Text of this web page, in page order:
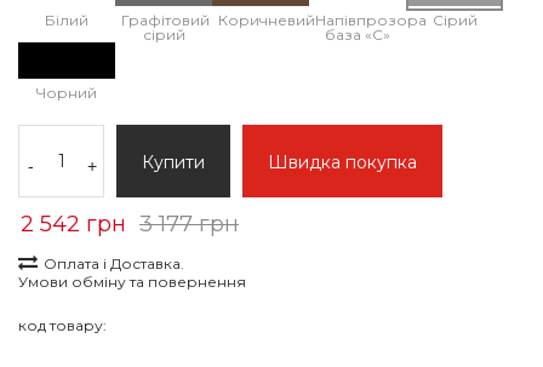
Білий
Графітовий
сірий
КоричневийНапівпрозора
база «С»
Сірий
Чорний
- + Купити Швидка покупка
2 542 грн 3 177 грн
Оплата і Доставка.
Умови обміну та повернення
код товару: